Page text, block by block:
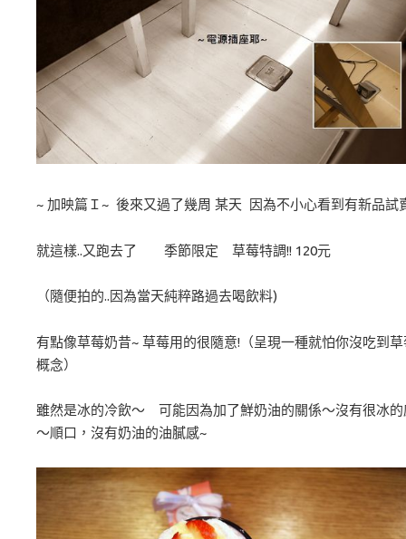
~ 加映篇Ｉ~ 後來又過了幾周 某天 因為不小心看到有新品試
就這樣..又跑去了 季節限定 草莓特調!! 120元
（隨便拍的..因為當天純粹路過去喝飲料)
有點像草莓奶昔~ 草莓用的很隨意!（呈現一種就怕你沒吃到
概念）
雖然是冰的冷飲～ 可能因為加了鮮奶油的關係～沒有很冰的
～順口，沒有奶油的油膩感~